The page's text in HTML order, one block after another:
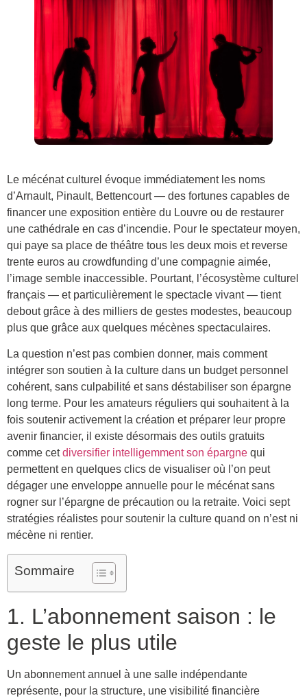
Le mécénat culturel évoque immédiatement les noms
d’Arnault, Pinault, Bettencourt — des fortunes capables de
financer une exposition entière du Louvre ou de restaurer
une cathédrale en cas d’incendie. Pour le spectateur moyen,
qui paye sa place de théâtre tous les deux mois et reverse
trente euros au crowdfunding d’une compagnie aimée,
l’image semble inaccessible. Pourtant, l’écosystème culturel
français — et particulièrement le spectacle vivant — tient
debout grâce à des milliers de gestes modestes, beaucoup
plus que grâce aux quelques mécènes spectaculaires.
La question n’est pas combien donner, mais comment
intégrer son soutien à la culture dans un budget personnel
cohérent, sans culpabilité et sans déstabiliser son épargne
long terme. Pour les amateurs réguliers qui souhaitent à la
fois soutenir activement la création et préparer leur propre
avenir financier, il existe désormais des outils gratuits
comme cetdiversifier intelligemment son épargne qui
permettent en quelques clics de visualiser où l’on peut
dégager une enveloppe annuelle pour le mécénat sans
rogner sur l’épargne de précaution ou la retraite. Voici sept
stratégies réalistes pour soutenir la culture quand on n’est ni
mécène ni rentier.
Sommaire
1. L’abonnement saison : le
geste le plus utile
Un abonnement annuel à une salle indépendante
représente, pour la structure, une visibilité financière